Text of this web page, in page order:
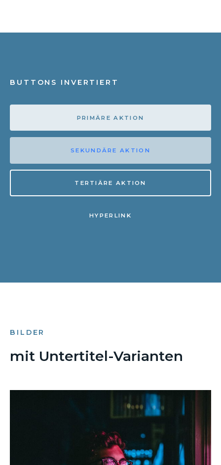
BUTTONS INVERTIERT
PRIMÄRE AKTION
SEKUNDÄRE AKTION
TERTIÄRE AKTION
HYPERLINK
BILDER
mit Untertitel-Varianten